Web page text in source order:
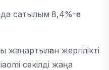
сатылым 8,4%-ға
жергілікті
секілді жаңа